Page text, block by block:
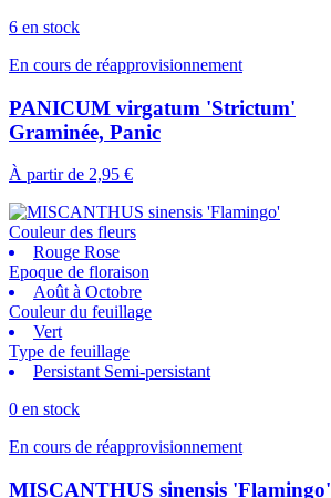
6 en stock
En cours de réapprovisionnement
PANICUM virgatum 'Strictum'
Graminée, Panic
À partir de 2,95 €
Couleur des fleurs
Rouge Rose
Epoque de floraison
Août à Octobre
Couleur du feuillage
Vert
Type de feuillage
Persistant Semi-persistant
0 en stock
En cours de réapprovisionnement
MISCANTHUS sinensis 'Flamingo'